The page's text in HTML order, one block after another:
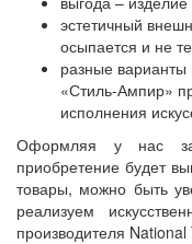
эстетичный
осыпается и не
разные
«Стиль-Ампир»
исполнения
Оформляя у нас
приобретение будет
товары, можно быть
реализуем
производителя